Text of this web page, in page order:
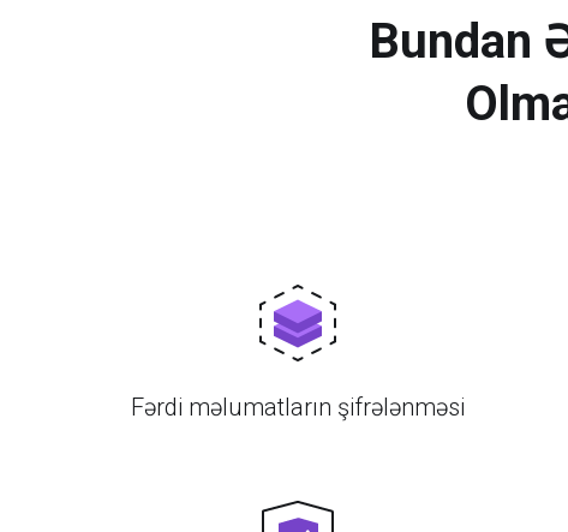
Bundan
Fərdi məlumatların şifrələnməsi